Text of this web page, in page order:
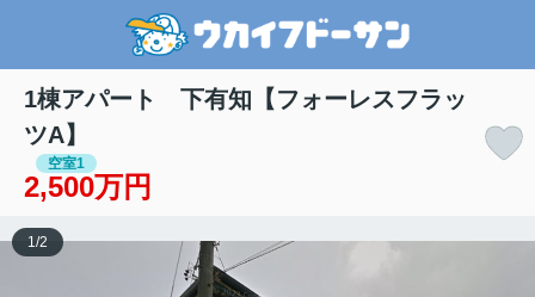
1棟アパート 下有知【フォーレスフラッ
ツA】
空室1
2,500万円
1/2